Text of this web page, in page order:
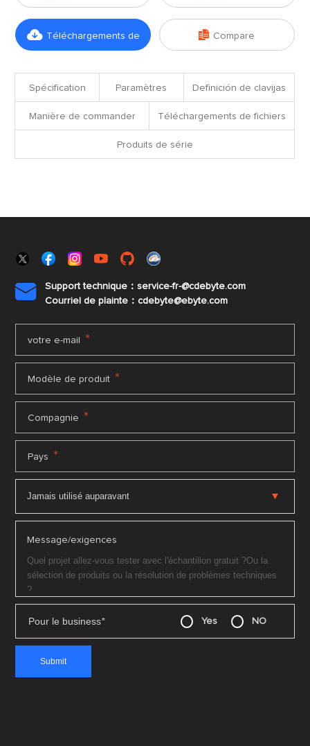
 Téléchargements de  Compare
Spécification Paramètres Definición de clavijas
Manière de commander Téléchargements de fichiers
Produits de série

Support technique：service-fr-@cdebyte.com
Courriel de plainte：cdebyte@ebyte.com
votre e-mail *
Modèle de produit *
Compagnie *
Pays *
Message/exigences
Pour le business* Yes NO